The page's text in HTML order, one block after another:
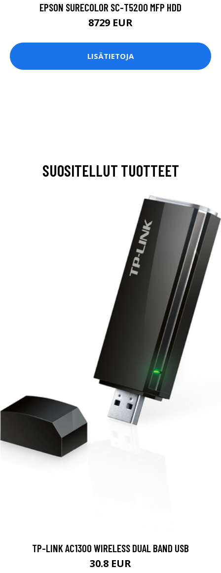
EPSON SURECOLOR SC-T5200 MFP HDD
8729 EUR
LISÄTIETOJA
SUOSITELLUT TUOTTEET
TP-LINK AC1300 WIRELESS DUAL BAND USB
30.8 EUR